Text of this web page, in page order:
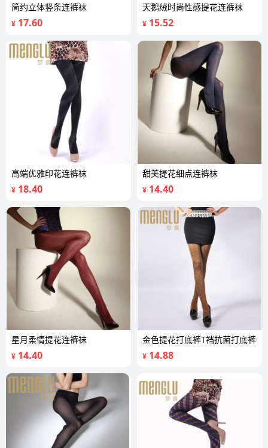
简约立体竖条连裤袜
¥ 17.60
天鹅绒时尚性感提花连裤袜
¥ 15.52
高端优雅印花连裤袜
¥ 18.40
甜美提花细点连裤袜
¥ 14.40
星月柔情提花连裤袜
¥ 14.40
金色提花打底裤T裆抗菌打底裤
¥ 14.88